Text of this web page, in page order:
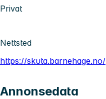
Privat
Nettsted
https://skuta.barnehage.no/
Annonsedata